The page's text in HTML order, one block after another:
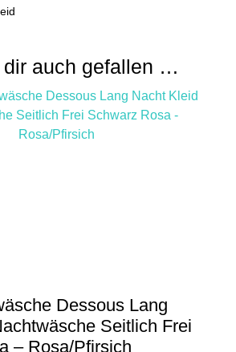
dir auch gefallen …
Dessous Lang
Seitlich Frei
– Rosa/Pfirsich